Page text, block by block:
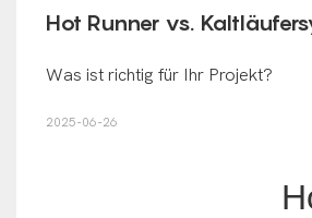
Hot Runner vs.
Was ist richtig für Ihr Projekt?
2025-06-26